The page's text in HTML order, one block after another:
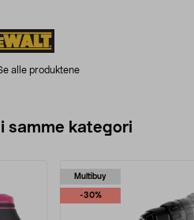
alle produktene
samme kategori
Multibuy
-30%